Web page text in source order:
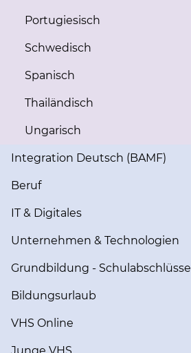
Portugiesisch
Schwedisch
Spanisch
Thailändisch
Ungarisch
Integration Deutsch (BAMF)
Beruf
IT & Digitales
Unternehmen & Technologien
Grundbildung - Schulabschlüsse
Bildungsurlaub
VHS Online